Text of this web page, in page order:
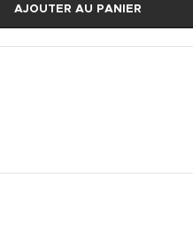
AJOUTER AU PANIER